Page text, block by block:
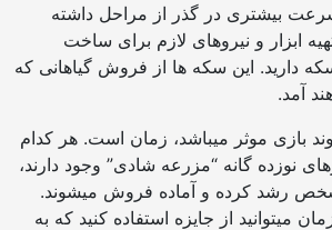
بیشتری در گذر از مراحل داشته
ابزار و نیروهای لازم برای ساخت
دارید. این سکه ها از فروش گیاهانی که
آمد.
بازی موثر میباشد، زمان است. هر کدام
نوزده گانه “مزرعه شادی” وجود دارند،
رشد کرده و آماده فروش میشوند.
میتوانید از جایزه استفاده کنید که به